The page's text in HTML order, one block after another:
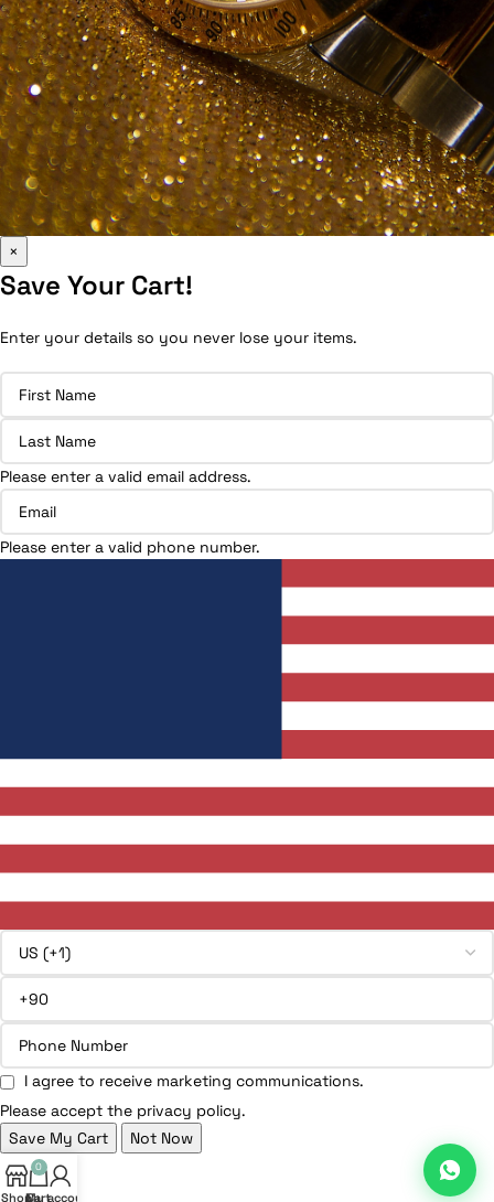
Shop
0
Cart
My account
×
Save Your Cart!
Enter your details so you never lose your items.
Please enter a valid email address.
Please enter a valid phone number.
I agree to receive marketing communications.
Please accept the privacy policy.
Save My Cart
Not Now